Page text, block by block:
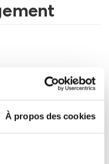
À propos des cookies